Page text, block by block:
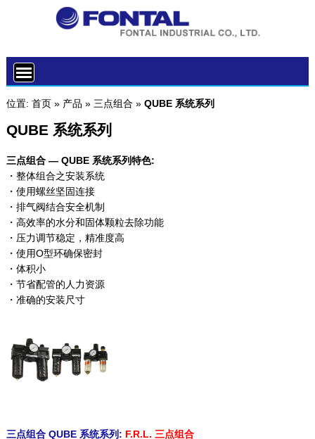
位置:首页 » 产品 » 三点组合 »QUBE 系统系列
QUBE 系统系列
三点组合 — QUBE 系统系列特色:
・整体组合之安装系统
・使用螺丝坚固连接
・排气阀结合安全机制
・高效率的水分和固体颗粒去除功能
・压力调节稳定，精准度高
・使用O型环确保密封
・体积小
・节省配管的人力资源
・准确的安装尺寸
三点组合 QUBE 系统系列: F.R.L. 三点组合